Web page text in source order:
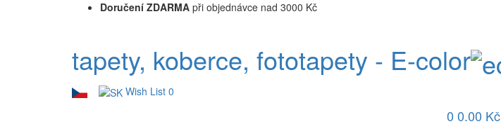
Doručení ZDARMA při objednávce nad 3000 Kč
tapety, koberce, fototapety - E-color
Wish List 0
0 0.00 Kč